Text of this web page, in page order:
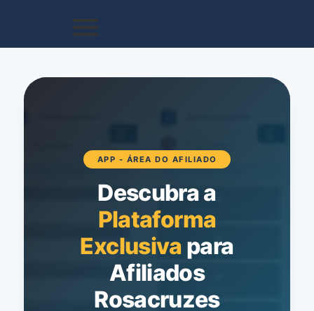
APP - ÁREA DO AFILIADO
Descubra a
Plataforma
Exclusiva para
Afiliados
Rosacruzes